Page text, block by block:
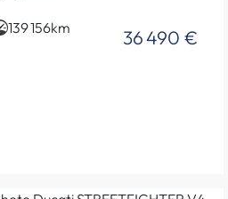
139 156km 36 490 €